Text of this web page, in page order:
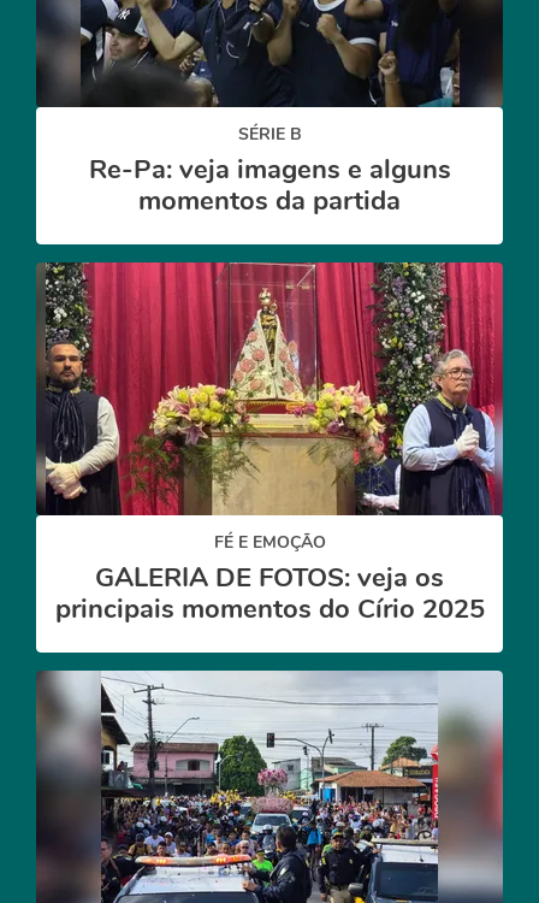
SÉRIE B
Re-Pa: veja imagens e alguns
momentos da partida
FÉ E EMOÇÃO
GALERIA DE FOTOS: veja os
principais momentos do Círio 2025